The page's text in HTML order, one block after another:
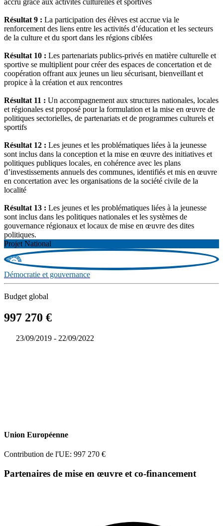
Résultat 9 : La participation des élèves est accrue via le
renforcement des liens entre les activités d’éducation et les secteurs
de la culture et du sport dans les régions ciblées
Résultat 10 : Les partenariats publics-privés en matière culturelle et
sportive se multiplient pour créer des espaces de concertation et de
coopération offrant aux jeunes un lieu sécurisant, bienveillant et
propice à la création et aux rencontres
Résultat 11 : Un accompagnement aux structures nationales, locales
et régionales est proposé pour la formulation et la mise en œuvre de
politiques sectorielles, de partenariats et de programmes culturels et
sportifs
Résultat 12 : Les jeunes et les problématiques liées à la jeunesse
sont inclus dans la conception et la mise en œuvre des initiatives et
politiques publiques locales, en cohérence avec les plans
d’investissements annuels des communes, identifiés et mis en œuvre
en concertation avec les organisations de la société civile de la
localité
Résultat 13 : Les jeunes et les problématiques liées à la jeunesse
sont inclus dans les politiques nationales et les systèmes de
gouvernance régionaux et locaux de mise en œuvre des dites
politiques.
Projet National
Démocratie et gouvernance
Budget global
997 270 €
23/09/2019 - 22/09/2022
Union Européenne
Contribution de l'UE: 997 270 €
Partenaires de mise en œuvre et co-financement